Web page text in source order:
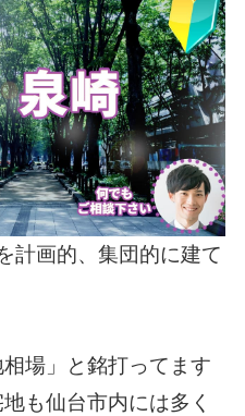
画的、集団的に建て
場」と銘打ってます
も仙台市内には多く